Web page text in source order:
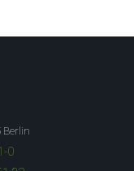
Berlin
0